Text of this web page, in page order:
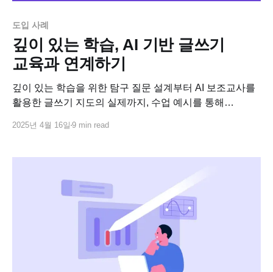
도입 사례
깊이 있는 학습, AI 기반 글쓰기
교육과 연계하기
깊이 있는 학습을 위한 탐구 질문 설계부터 AI 보조교사를
활용한 글쓰기 지도의 실제까지, 수업 예시를 통해
2025년 4월 16일 9 min read